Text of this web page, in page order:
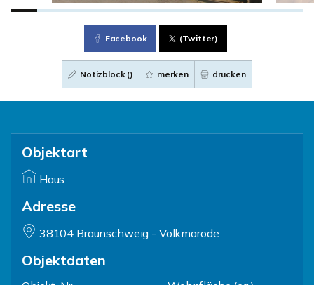
Facebook (Twitter)
Notizblock () merken drucken
Objektart
Haus
Adresse
38104 Braunschweig - Volkmarode
Objektdaten